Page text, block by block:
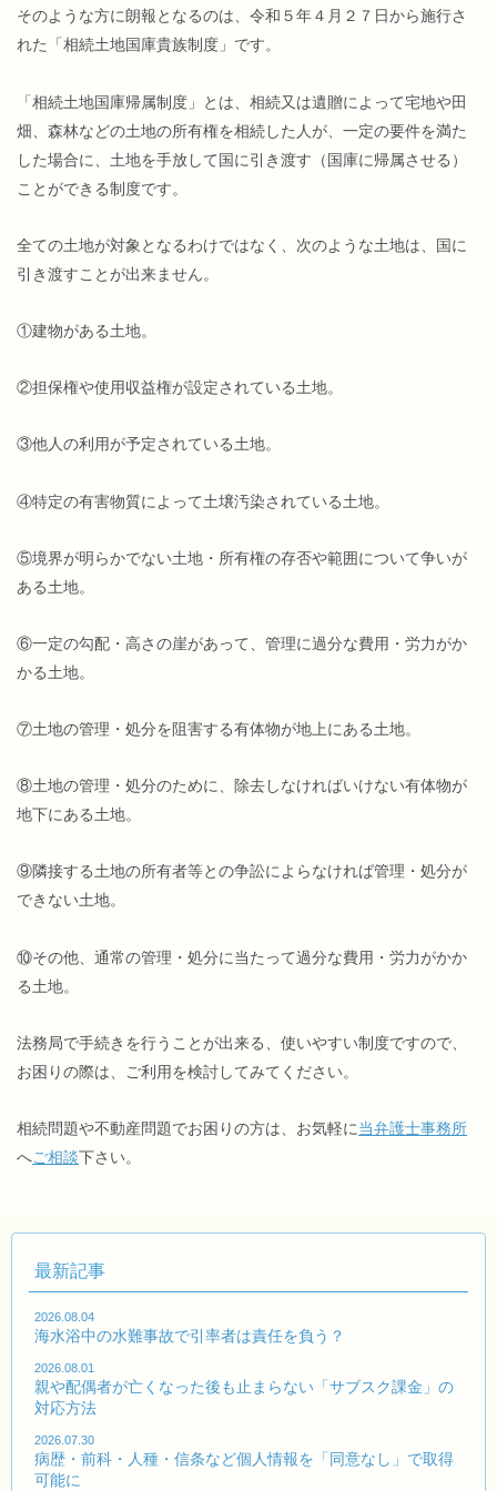
そのような方に朗報となるのは、令和５年４月２７日から施行さ
れた「相続土地国庫貴族制度」です。
「相続土地国庫帰属制度」とは、相続又は遺贈によって宅地や田
畑、森林などの土地の所有権を相続した人が、一定の要件を満た
した場合に、土地を手放して国に引き渡す（国庫に帰属させる）
ことができる制度です。
全ての土地が対象となるわけではなく、次のような土地は、国に
引き渡すことが出来ません。
①建物がある土地。
②担保権や使用収益権が設定されている土地。
③他人の利用が予定されている土地。
④特定の有害物質によって土壌汚染されている土地。
⑤境界が明らかでない土地・所有権の存否や範囲について争いが
ある土地。
⑥一定の勾配・高さの崖があって、管理に過分な費用・労力がか
かる土地。
⑦土地の管理・処分を阻害する有体物が地上にある土地。
⑧土地の管理・処分のために、除去しなければいけない有体物が
地下にある土地。
⑨隣接する土地の所有者等との争訟によらなければ管理・処分が
できない土地。
⑩その他、通常の管理・処分に当たって過分な費用・労力がかか
る土地。
法務局で手続きを行うことが出来る、使いやすい制度ですので、
お困りの際は、ご利用を検討してみてください。
相続問題や不動産問題でお困りの方は、お気軽に当弁護士事務所
へご相談下さい。
最新記事
2026.08.04
海水浴中の水難事故で引率者は責任を負う？
2026.08.01
親や配偶者が亡くなった後も止まらない「サブスク課金」の
対応方法
2026.07.30
病歴・前科・人種・信条など個人情報を「同意なし」で取得
可能に